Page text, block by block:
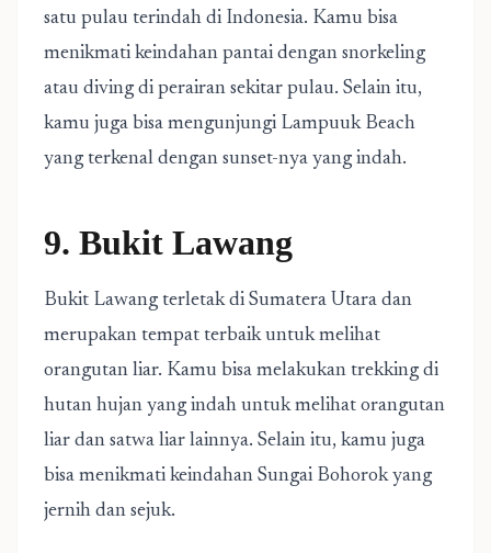
satu pulau terindah di Indonesia. Kamu bisa
menikmati keindahan pantai dengan snorkeling
atau diving di perairan sekitar pulau. Selain itu,
kamu juga bisa mengunjungi Lampuuk Beach
yang terkenal dengan sunset-nya yang indah.
9. Bukit Lawang
Bukit Lawang terletak di Sumatera Utara dan
merupakan tempat terbaik untuk melihat
orangutan liar. Kamu bisa melakukan trekking di
hutan hujan yang indah untuk melihat orangutan
liar dan satwa liar lainnya. Selain itu, kamu juga
bisa menikmati keindahan Sungai Bohorok yang
jernih dan sejuk.